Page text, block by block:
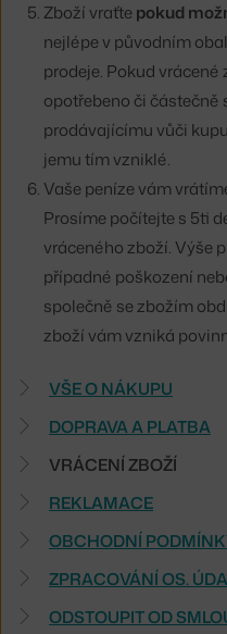
Zboží vraťtepokud
nejlépe v původním
prodeje. Pokud
opotřebeno či částečně
prodávajícímu vůči
jemu tím vzniklé.
Vaše peníze vám
Prosíme počítejte s 5ti
vráceného zboží. Výše
případné poškození
společně se zbožím
zboží vám vzniká
VŠE O NÁKUPU
DOPRAVA A PLATBA
VRÁCENÍ ZBOŽÍ
REKLAMACE
OBCHODNÍ
ZPRACOVÁNÍ OS.
ODSTOUPIT OD